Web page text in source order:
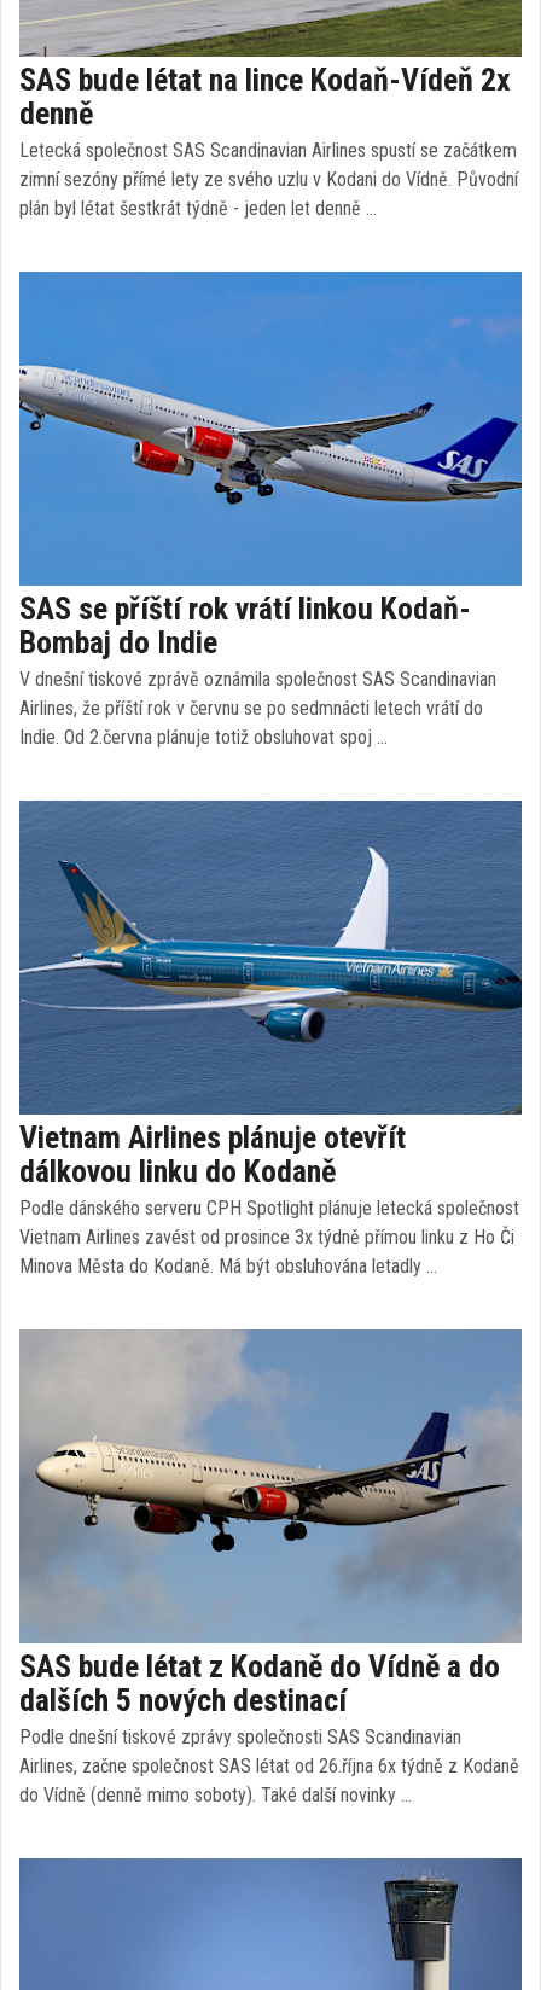
SAS bude létat na lince Kodaň-Vídeň 2x
denně
Letecká společnost SAS Scandinavian Airlines spustí se začátkem
zimní sezóny přímé lety ze svého uzlu v Kodani do Vídně. Původní
plán byl létat šestkrát týdně - jeden let denně …
SAS se příští rok vrátí linkou Kodaň-
Bombaj do Indie
V dnešní tiskové zprávě oznámila společnost SAS Scandinavian
Airlines, že příští rok v červnu se po sedmnácti letech vrátí do
Indie. Od 2.června plánuje totiž obsluhovat spoj …
Vietnam Airlines plánuje otevřít
dálkovou linku do Kodaně
Podle dánského serveru CPH Spotlight plánuje letecká společnost
Vietnam Airlines zavést od prosince 3x týdně přímou linku z Ho Či
Minova Města do Kodaně. Má být obsluhována letadly …
SAS bude létat z Kodaně do Vídně a do
dalších 5 nových destinací
Podle dnešní tiskové zprávy společnosti SAS Scandinavian
Airlines, začne společnost SAS létat od 26.října 6x týdně z Kodaně
do Vídně (denně mimo soboty). Také další novinky …